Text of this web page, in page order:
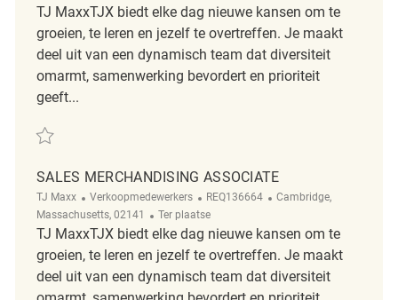
TJ MaxxTJX biedt elke dag nieuwe kansen om te
groeien, te leren en jezelf te overtreffen. Je maakt
deel uit van een dynamisch team dat diversiteit
omarmt, samenwerking bevordert en prioriteit
geeft...
Redden Retail Merchandising Associate REQ135270
SALES MERCHANDISING ASSOCIATE
TJ Maxx Categorie
Verkoopmedewerkers ReqId
REQ136664 Plaats
Cambridge,
Massachusetts, 02141
Afgelegen
Ter plaatse
TJ MaxxTJX biedt elke dag nieuwe kansen om te
groeien, te leren en jezelf te overtreffen. Je maakt
deel uit van een dynamisch team dat diversiteit